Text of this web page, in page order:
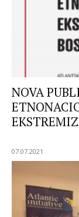
NOVA
07.07.2021